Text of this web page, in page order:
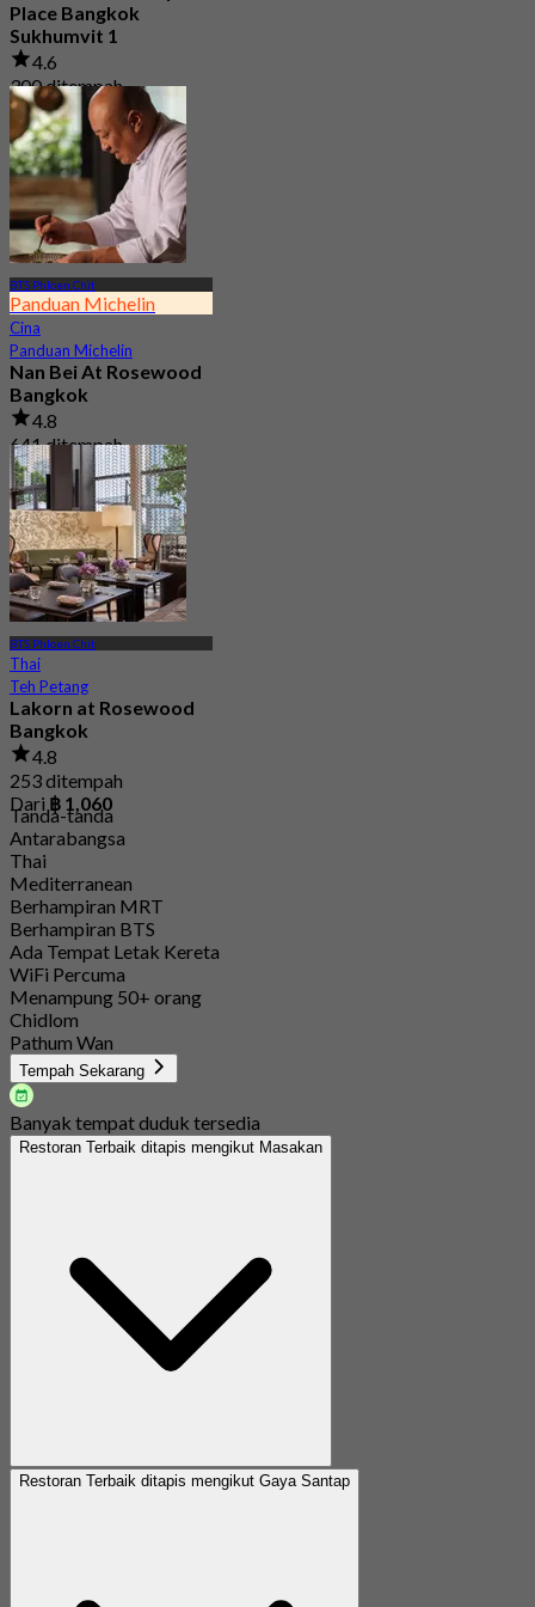
Place Bangkok
Sukhumvit 1
4.6
300 ditempah
Dari฿ 399
BTS Phloen Chit
Panduan Michelin
Cina
Panduan Michelin
Nan Bei At Rosewood
Bangkok
4.8
641 ditempah
Dari฿ 800
BTS Phloen Chit
Thai
Teh Petang
Lakorn at Rosewood
Bangkok
4.8
253 ditempah
Dari ฿ 1,060
Tanda-tanda
Antarabangsa
Thai
Mediterranean
Berhampiran MRT
Berhampiran BTS
Ada Tempat Letak Kereta
WiFi Percuma
Menampung 50+ orang
Chidlom
Pathum Wan
Tempah Sekarang
Banyak tempat duduk tersedia
Restoran Terbaik ditapis mengikut Masakan
Restoran Terbaik ditapis mengikut Gaya Santap